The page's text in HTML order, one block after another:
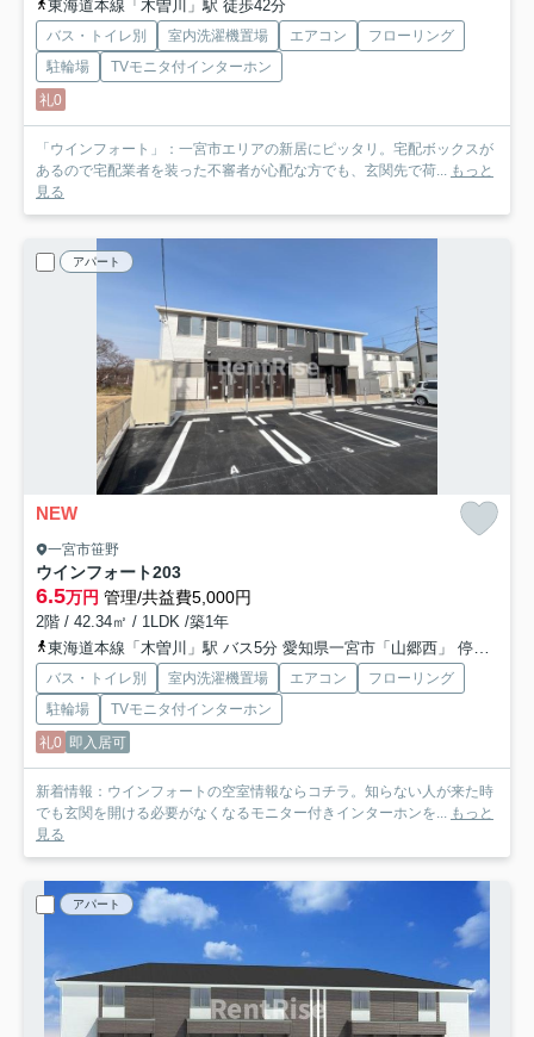
東海道本線「木曽川」駅 徒歩42分
バス・トイレ別 室内洗濯機置場 エアコン
フローリング
駐輪場
TVモニタ付インターホン
礼0
「ウインフォート」：一宮市エリアの新居にピッタリ。宅配ボックスが
あるので宅配業者を装った不審者が心配な方でも、玄関先で荷... もっと
見る
アパート
NEW
一宮市笹野
ウインフォート203
6.5万円 管理/共益費5,000円
2階 / 42.34㎡ / 1LDK /築1年
東海道本線「木曽川」駅 バス5分 愛知県一宮市「山郷西」 停歩22分
バス・トイレ別 室内洗濯機置場 エアコン
フローリング
駐輪場
TVモニタ付インターホン
礼0 即入居可
新着情報：ウインフォートの空室情報ならコチラ。知らない人が来た時
でも玄関を開ける必要がなくなるモニター付きインターホンを... もっと
見る
アパート